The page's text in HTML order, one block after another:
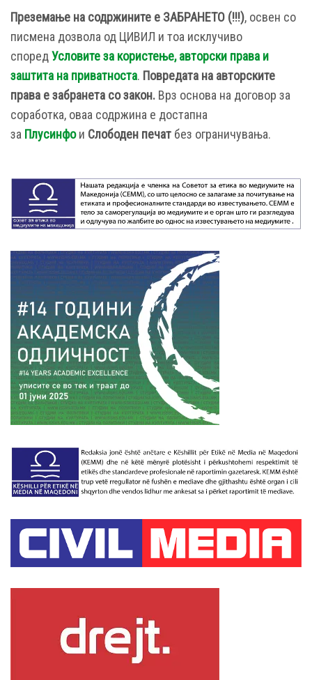
Преземање на содржините e ЗАБРАНЕТО (!!!), освен со
писмена дозвола од ЦИВИЛ и тоа исклучиво
споредУсловите за користење, авторски права и
заштита на приватноста. Повредата на авторските
права е забранета со закон. Врз основа на договор за
соработка, оваа содржина е достапна
за Плусинфои Слободен печат без ограничувања.